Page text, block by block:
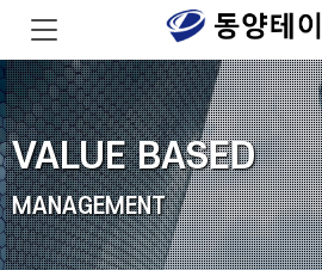
VALUEBASED
MANAGEMENT